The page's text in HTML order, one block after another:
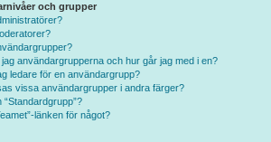
och grupper
jag användargrupperna och hur går jag med i en?
ledare för en användargrupp?
vissa användargrupper i andra färger?
“Standardgrupp”?
länken för något?